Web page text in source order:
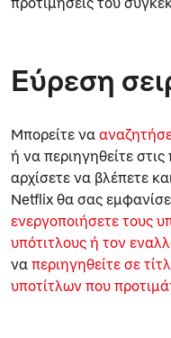
Εύρεση
Μπορείτε να
ή να περιηγηθείτε
αρχίσετε να βλέπετε
Netflix θα σας
ενεργοποιήσετε τους
υπότιτλους ή τον
να περιηγηθείτε σε
υποτίτλων που